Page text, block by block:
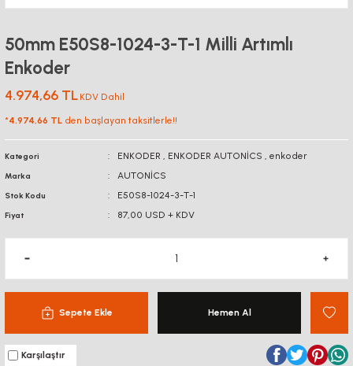
50mm E50S8-1024-3-T-1 Milli Artımlı
Enkoder
4.974,66 TL KDV Dahil
*4.974,66 TL den başlayan taksitlerle!!
Kategori ENKODER , ENKODER AUTONİCS , enkoder
Marka AUTONİCS
Stok Kodu E50S8-1024-3-T-1
Fiyat 87,00 USD + KDV
Sepete Ekle Hemen Al
Karşılaştır